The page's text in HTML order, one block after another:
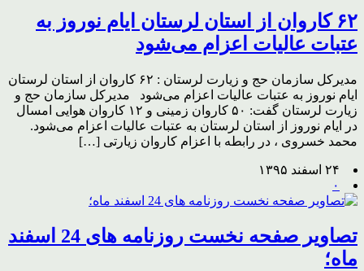
۶۲ کاروان از استان لرستان ایام نوروز به
عتبات عالیات اعزام می‌شود
مدیرکل سازمان حج و زیارت لرستان : ۶۲ کاروان از استان لرستان
ایام نوروز به عتبات عالیات اعزام می‌شود مدیرکل سازمان حج و
زیارت لرستان گفت: ۵۰ کاروان زمینی و ۱۲ کاروان هوایی امسال
در ایام نوروز از استان لرستان به عتبات عالیات اعزام می‌شود.
محمد خسروی ، در رابطه با اعزام کاروان زیارتی […]
۲۴ اسفند ۱۳۹۵
۰
تصاویر صفحه نخست روزنامه های 24 اسفند
ماه؛